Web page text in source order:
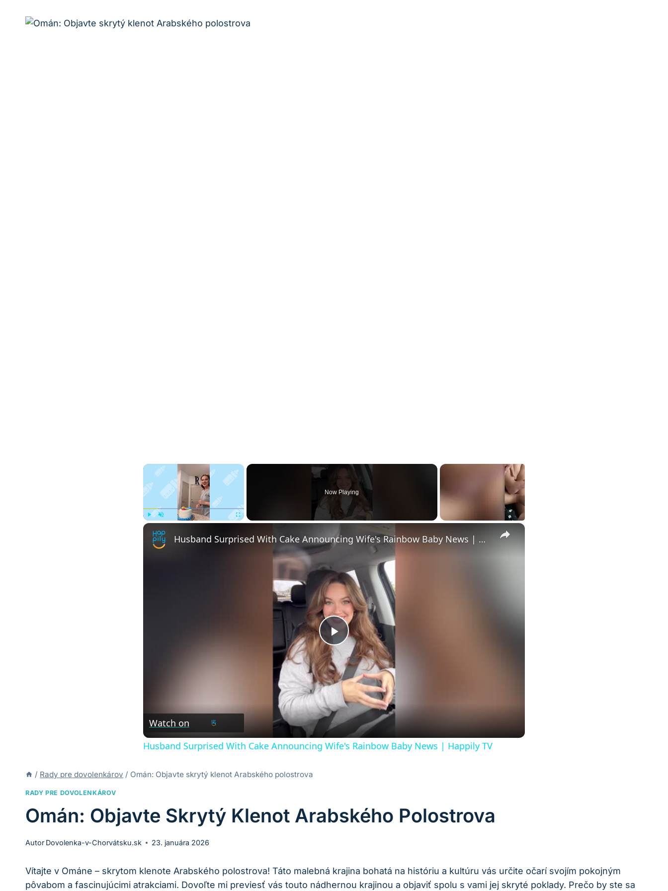
×
Now Playing
×
Play
Video
Husband Surprised With Cake Announcing Wife's Rainbow Baby News | Happily TV
Watch on
Husband Surprised With Cake Announcing Wife's Rainbow Baby News | Happily TV
/ Rady pre dovolenkárov / Omán: Objavte skrytý klenot Arabského polostrova
RADY PRE DOVOLENKÁROV
Omán: Objavte Skrytý Klenot Arabského Polostrova
Autor Dovolenka-v-Chorvátsku.sk 23. januára 2026
Vítajte v Ománe – skrytom klenote Arabského polostrova! Táto malebná krajina bohatá na históriu a kultúru vás určite očarí svojím pokojným
pôvabom a fascinujúcimi atrakciami. Dovoľte mi previesť vás touto nádhernou krajinou a objaviť spolu s vami jej skryté poklady. Prečo by ste sa